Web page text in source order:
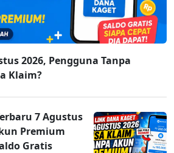
2026, Pengguna Tanpa
Klaim?
7 Agustus
Premium
Gratis